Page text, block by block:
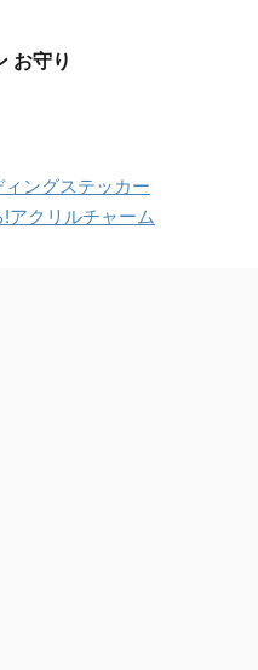
お守り
ングステッカー
アクリルチャーム